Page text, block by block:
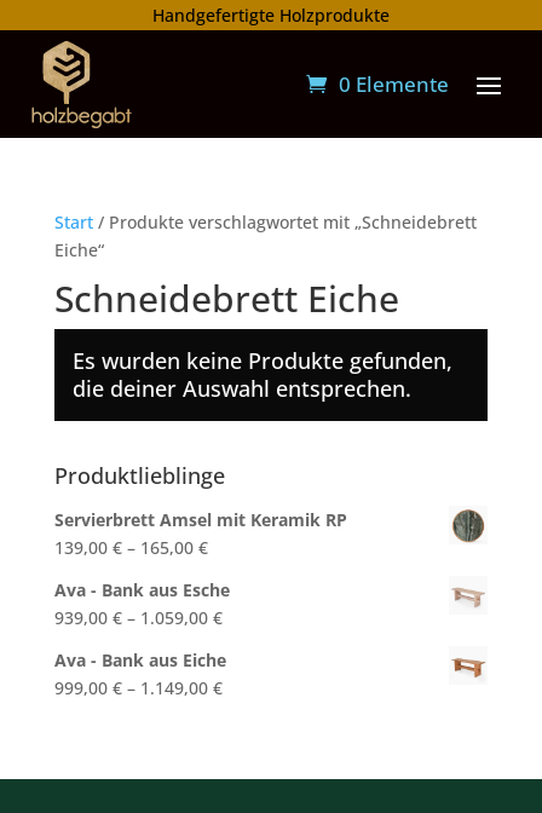
Handgefertigte Holzprodukte
0 Elemente
Start/ Produkte verschlagwortet mit „Schneidebrett
Eiche“
Schneidebrett Eiche
Es wurden keine Produkte gefunden,
die deiner Auswahl entsprechen.
Produktlieblinge
Servierbrett Amsel mit Keramik RP
139,00 €– 165,00 €
Ava - Bank aus Esche
939,00 €– 1.059,00 €
Ava - Bank aus Eiche
999,00 €– 1.149,00 €